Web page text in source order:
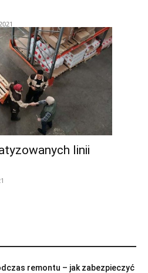
linii
remontu – jak zabezpieczyć